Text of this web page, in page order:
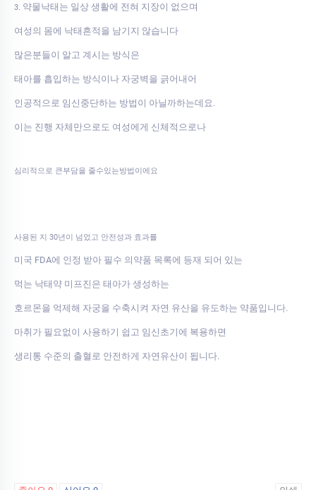
3. 약물낙태는 일상 생활에 전혀 지장이 없으며
여성의 몸에 낙태흔적을 남기지 않습니다
많은분들이 알고 계시는 방식은
태아를 흡입하는 방식이나 자궁벽을 긁어내어
인공적으로 임신중단하는 방법이 아닐까하는데요.
이는 진행 자체만으로도 여성에게 신체적으로나
심리적으로 큰부담을 줄수있는방법이에요
사용된 지 30년이 넘었고 안전성과 효과를
미국 FDA에 인정 받아 필수 의약품 목록에 등재 되어 있는
먹는 낙태약 미프진은 태아가 생성하는
호르몬을 억제해 자궁을 수축시켜 자연 유산을 유도하는 약품입니다.
마취가 필요없이 사용하기 쉽고 임신초기에 복용하면
생리통 수준의 출혈로 안전하게 자연유산이 됩니다.